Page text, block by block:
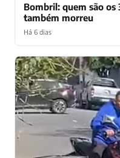
Bombril: quem são
também morreu
Há 6 dias